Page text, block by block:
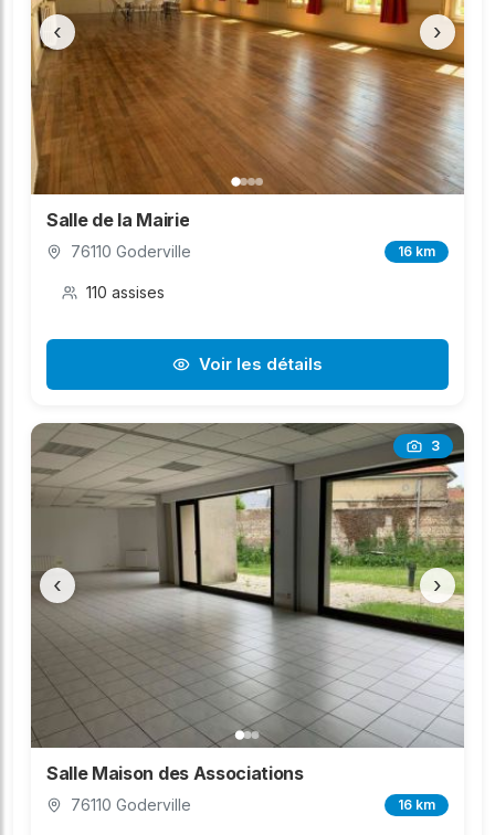
‹ ›
Salle de la Mairie
76110 Goderville 16 km
110 assises
Voir les détails
3
‹ ›
Salle Maison des Associations
76110 Goderville 16 km